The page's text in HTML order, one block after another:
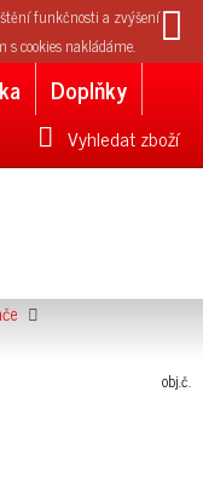
funkčnosti a zvýšení
s cookies nakládáme.
Doplňky
Vyhledat zboží
obj.č.